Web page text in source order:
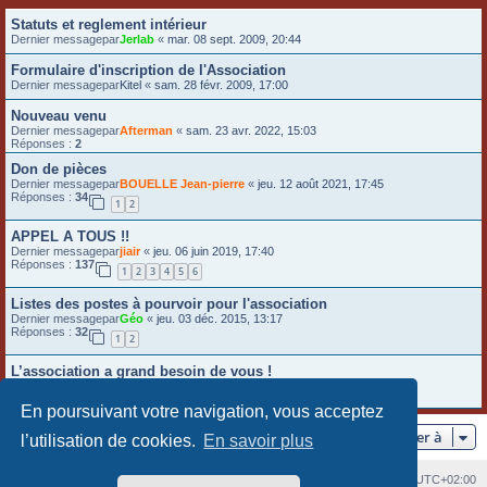
En poursuivant votre navigation, vous acceptez
l’utilisation de cookies. En savoir plus
Statuts et reglement intérieur
Dernier messageparJerlab « mar. 08 sept. 2009, 20:44
Formulaire d'inscription de l'Association
Dernier messageparKitel « sam. 28 févr. 2009, 17:00
Nouveau venu
Dernier messageparAfterman « sam. 23 avr. 2022, 15:03
Réponses : 2
Don de pièces
Dernier messageparBOUELLE Jean-pierre « jeu. 12 août 2021, 17:45
Réponses : 34
1 2
APPEL A TOUS !!
Dernier messageparjiair« jeu. 06 juin 2019, 17:40
Réponses : 137
1 2 3 4 5 6
Listes des postes à pourvoir pour l'association
Dernier messageparGéo « jeu. 03 déc. 2015, 13:17
Réponses : 32
1 2
L’association a grand besoin de vous !
Aller à
Index du forum UTC+02:00